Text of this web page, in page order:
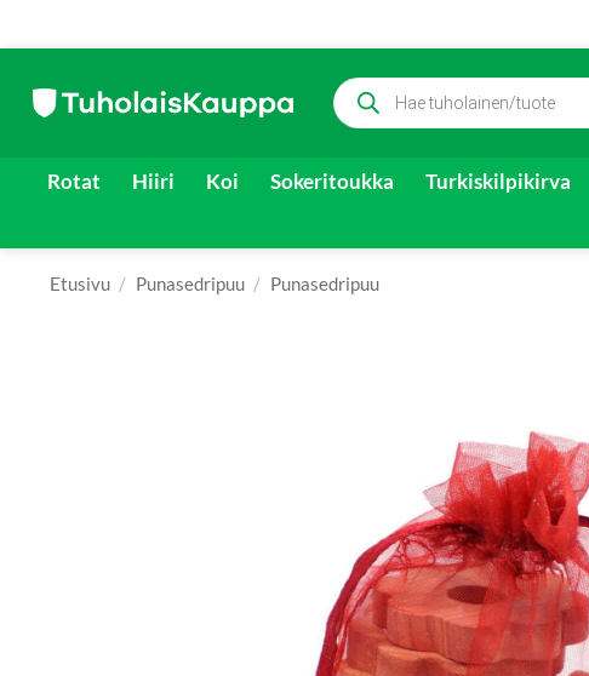
content
Products
search
Rotat Hiiri Koi Sokeritoukka Turkiskilpikirva
Etusivu / Punasedripuu / Punasedripuu